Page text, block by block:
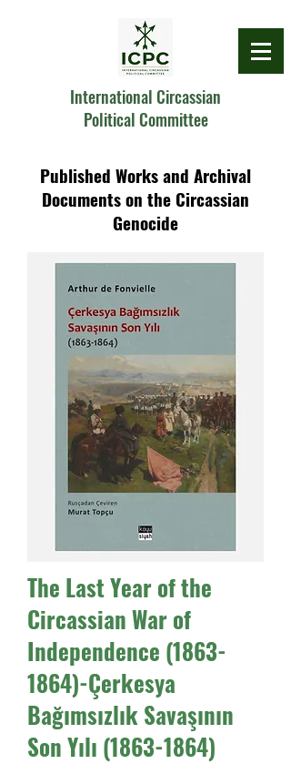
International Circassian
Political Committee
Published Works and Archival
Documents on the Circassian
Genocide
The Last Year of the
Circassian War of
Independence (1863-
1864)-Çerkesya
Bağımsızlık Savaşının
Son Yılı (1863-1864)